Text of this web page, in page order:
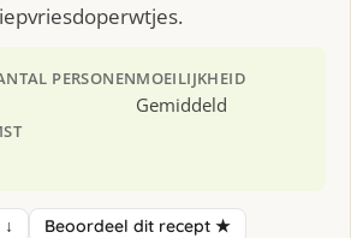
PERSONENMOEILIJKHEID
Gemiddeld
Beoordeel dit recept ★